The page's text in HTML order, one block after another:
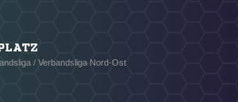
/ Verbandsliga Nord-Ost